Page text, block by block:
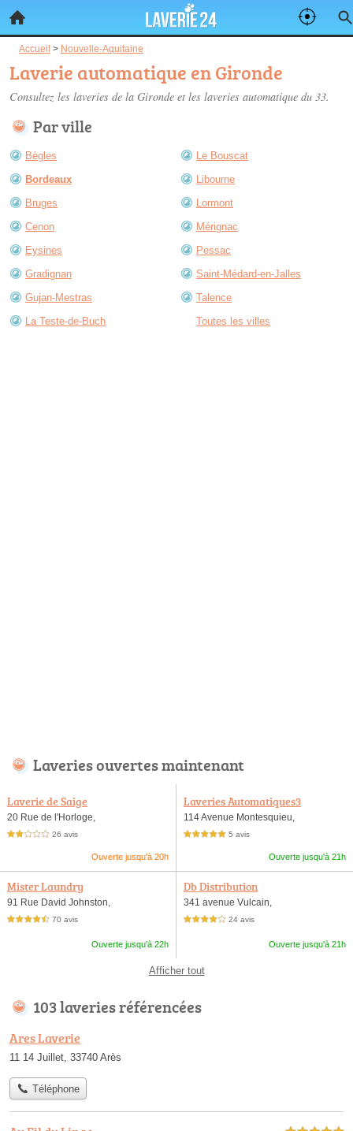
Accueil > Nouvelle-Aquitaine
Laverie automatique en Gironde
Consultez les laveries de la Gironde et les laveries automatique du 33.
Par ville
Bègles
Bordeaux
Bruges
Cenon
Eysines
Gradignan
Gujan-Mestras
La Teste-de-Buch
Le Bouscat
Libourne
Lormont
Mérignac
Pessac
Saint-Médard-en-Jalles
Talence
Toutes les villes
Laveries ouvertes maintenant
Laverie de Saige
20 Rue de l'Horloge,
2,0 étoiles sur 5 26 avis
Ouverte jusqu'à 20h
Laveries Automatiques3
114 Avenue Montesquieu,
5,0 étoiles sur 5 5 avis
Ouverte jusqu'à 21h
Mister Laundry
91 Rue David Johnston,
4,5 étoiles sur 5 70 avis
Ouverte jusqu'à 22h
Db Distribution
341 avenue Vulcain,
4,0 étoiles sur 5 24 avis
Ouverte jusqu'à 21h
Afficher tout
103 laveries référencées
Ares Laverie
11 14 Juillet, 33740 Arès
Téléphone